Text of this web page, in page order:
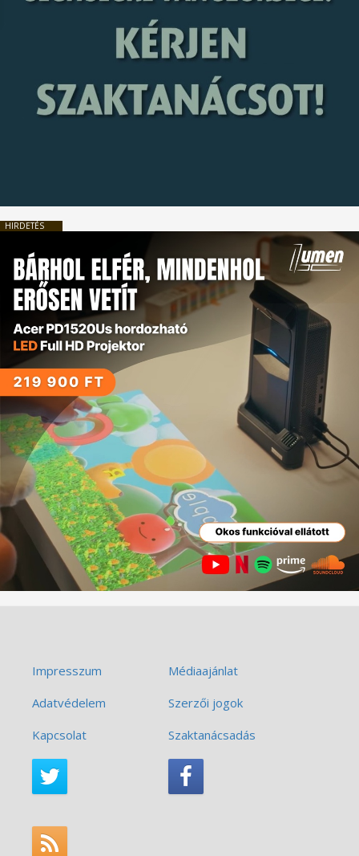
HIRDETÉS
Impresszum
Médiaajánlat
Adatvédelem
Szerzői jogok
Kapcsolat
Szaktanácsadás